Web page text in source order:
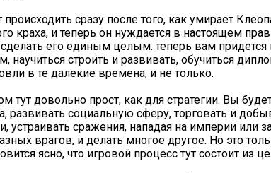
сразу после того, как умирает
краха, и теперь он нуждается в настоящем
его единым целым. теперь вам придется
научиться строить и развивать, обучиться
в те далекие времена, и не только.
тут довольно прост, как для стратегии. Вы
развивать социальную сферу, торговать и
устраивать сражения, нападая на империи
врагов, и делать многое другое. Но это
ясно, что игровой процесс тут состоит из